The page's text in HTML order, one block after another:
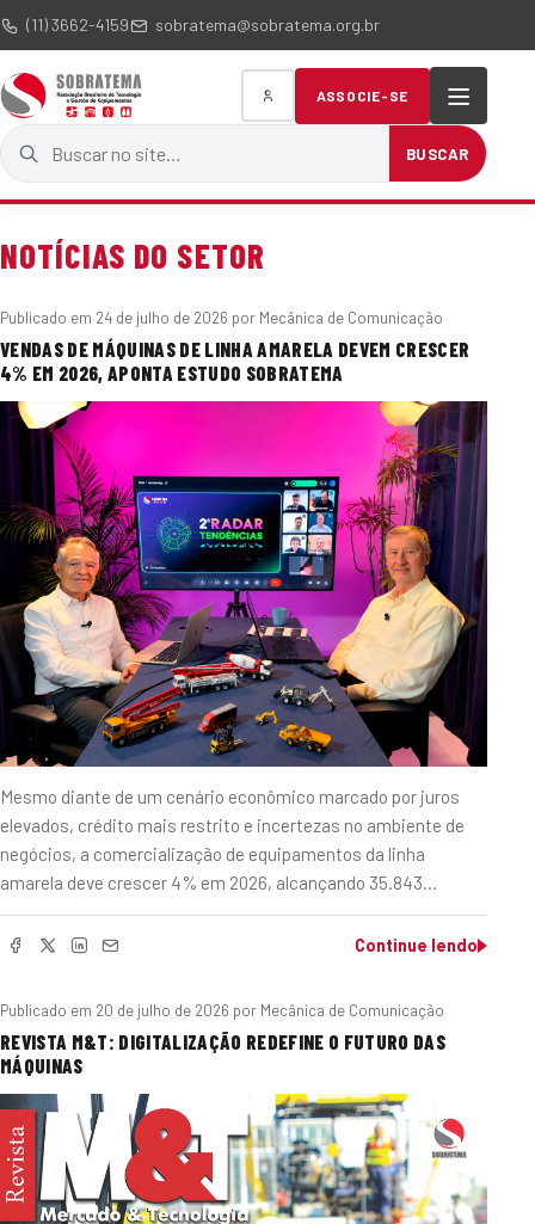
(11) 3662-4159 sobratema@sobratema.org.br
Buscar no site
BUSCAR
ASSOCIE-SE
NOTÍCIAS DO SETOR
Publicado em 24 de julho de 2026 por Mecânica de Comunicação
VENDAS DE MÁQUINAS DE LINHA AMARELA DEVEM CRESCER
4% EM 2026, APONTA ESTUDO SOBRATEMA
Mesmo diante de um cenário econômico marcado por juros
elevados, crédito mais restrito e incertezas no ambiente de
negócios, a comercialização de equipamentos da linha
amarela deve crescer 4% em 2026, alcançando 35.843…
Continue lendo
Publicado em 20 de julho de 2026 por Mecânica de Comunicação
REVISTA M&T: DIGITALIZAÇÃO REDEFINE O FUTURO DAS
MÁQUINAS